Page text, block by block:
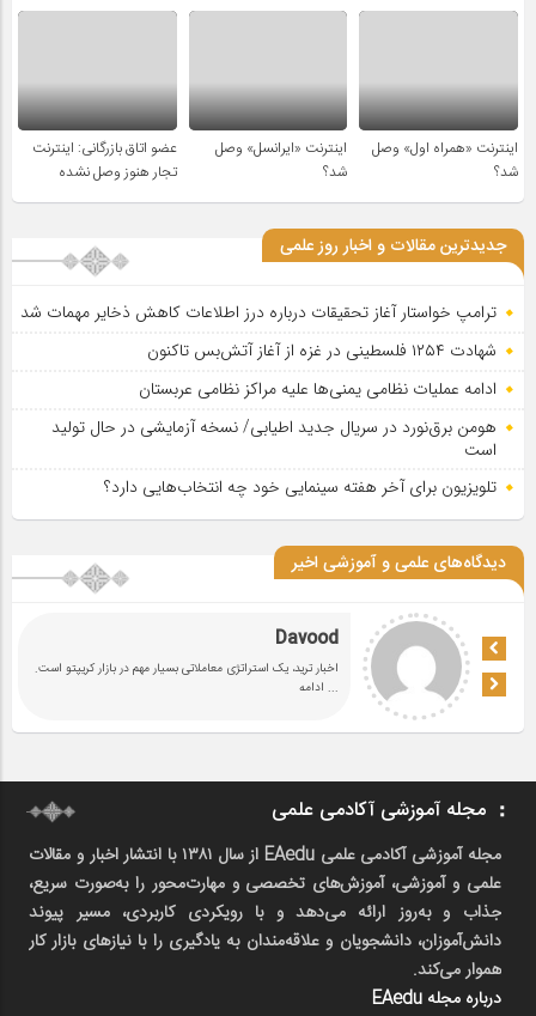
اینترنت «همراه اول» وصل
شد؟
اینترنت «ایرانسل» وصل
شد؟
عضو اتاق بازرگانی: اینترنت
تجار هنوز وصل نشده
جدیدترین مقالات و اخبار روز علمی
ترامپ خواستار آغاز تحقیقات درباره درز اطلاعات کاهش ذخایر مهمات شد
شهادت ۱۲۵۴ فلسطینی در غزه از آغاز آتش‌بس تاکنون
ادامه عملیات نظامی یمنی‌ها علیه مراکز نظامی عربستان
هومن برق‌نورد در سریال جدید اطیابی/ نسخه آزمایشی در حال تولید
است
تلویزیون برای آخر هفته سینمایی خود چه انتخاب‌هایی دارد؟
دیدگاه‌های علمی و آموزشی اخیر
Davood
اخبار ترید، یک استراتژی معاملاتی بسیار مهم در بازار کریپتو است.
... ادامه
مجله آموزشی آکادمی علمی
مجله آموزشی آکادمی علمی EAedu از سال ۱۳۸۱ با انتشار اخبار و مقالات
علمی و آموزشی، آموزش‌های تخصصی و مهارت‌محور را به‌صورت سریع،
جذاب و به‌روز ارائه می‌دهد و با رویکردی کاربردی، مسیر پیوند
دانش‌آموزان، دانشجویان و علاقه‌مندان به یادگیری را با نیازهای بازار کار
هموار می‌کند.
درباره مجله EAedu